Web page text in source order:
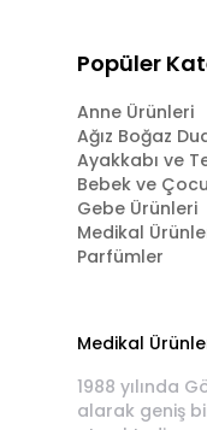
Popüler
Anne Ürünleri
Ağız Boğaz
Ayakkabı ve
Bebek ve
Gebe Ürünleri
Medikal
Parfümler
Medikal
1988 yılında
alarak geniş